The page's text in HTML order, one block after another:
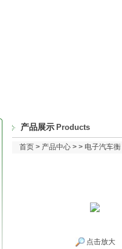
产品展示 Products
首页 > 产品中心 > > 电子汽车衡
点击放大